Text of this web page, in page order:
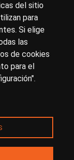
del sitio
para
Si elige
las
de cookies
para el
S.Lo sus
los derechos
fotografías,
y diseño